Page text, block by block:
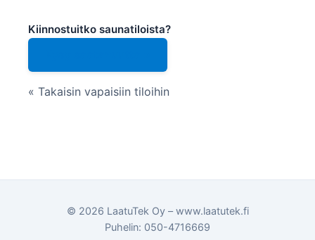
Kiinnostuitko saunatiloista?
« Takaisin vapaisiin tiloihin
© 2026 LaatuTek Oy – www.laatutek.fi
Puhelin: 050-4716669